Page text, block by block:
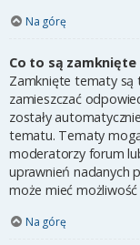
Na górę
Co to są
Zamknięte tematy są
zamieszczać
zostały
tematu. Tematy
moderatorzy forum
uprawnień nadanych
może mieć
Na górę